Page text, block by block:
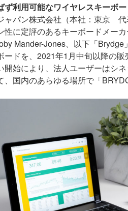
ず利用可能なワイヤレスキーボ
ャパン株式会社（本社：東京 代
性に定評のあるキーボードメー
Mander-Jones、以下「
ードを、2021年1月中旬以降の販
開始により、法人ユーザーはシ
、国内のあらゆる場所で「